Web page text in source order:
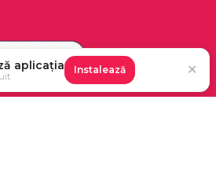
aplicația Instalează ✕